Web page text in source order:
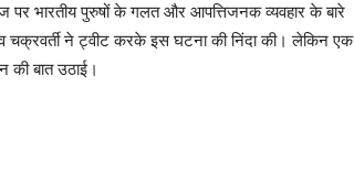
भारतीय पुरुषों के गलत और आपत्तिजनक व्यवहार के बारे
चक्रवर्ती ने ट्वीट करके इस घटना की निंदा की। लेकिन एक
की बात उठाई।